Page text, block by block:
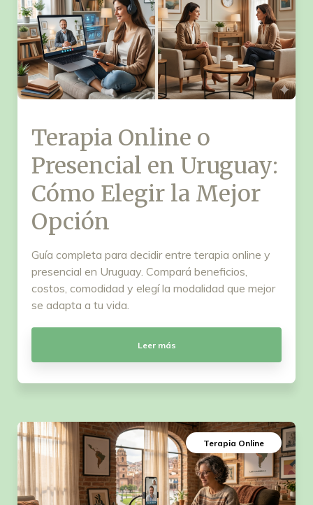
Terapia Online o
Presencial en Uruguay:
Cómo Elegir la Mejor
Opción
Guía completa para decidir entre terapia online y
presencial en Uruguay. Compará beneficios,
costos, comodidad y elegí la modalidad que mejor
se adapta a tu vida.
Leer más
Terapia Online